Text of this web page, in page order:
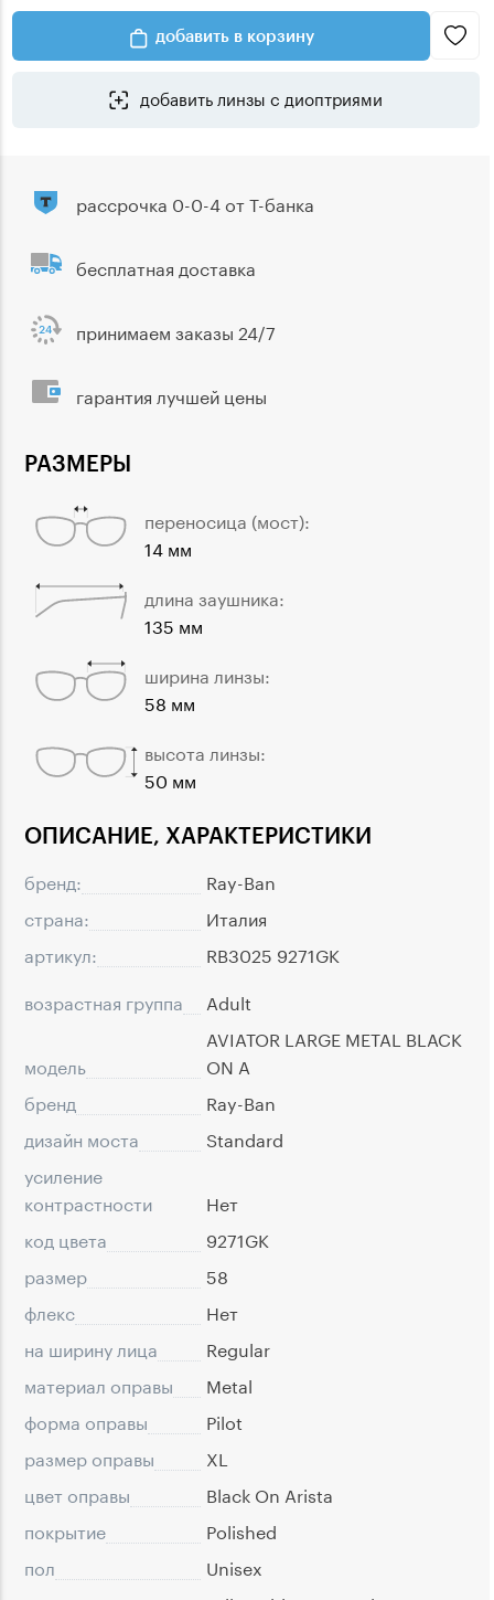
добавить в корзину
добавить линзы с диоптриями
ОПИСАНИЕ, ХАРАКТЕРИСТИКИ
бренд:
Ray-Ban
страна:
Италия
артикул:
RB3025 9271GK
возрастная группа
Adult
модель
AVIATOR LARGE METAL BLACK
ON A
бренд
Ray-Ban
дизайн моста
Standard
усиление
контрастности
Нет
код цвета
9271GK
размер
58
флекс
Нет
на ширину лица
Regular
материал оправы
Metal
форма оправы
Pilot
размер оправы
XL
цвет оправы
Black On Arista
покрытие
Polished
пол
Unisex
РАЗМЕРЫ
переносица (мост):
14 мм
длина заушника:
135 мм
ширина линзы:
58 мм
высота линзы:
50 мм
рассрочка 0-0-4 от Т-банка
бесплатная доставка
принимаем заказы 24/7
гарантия лучшей цены